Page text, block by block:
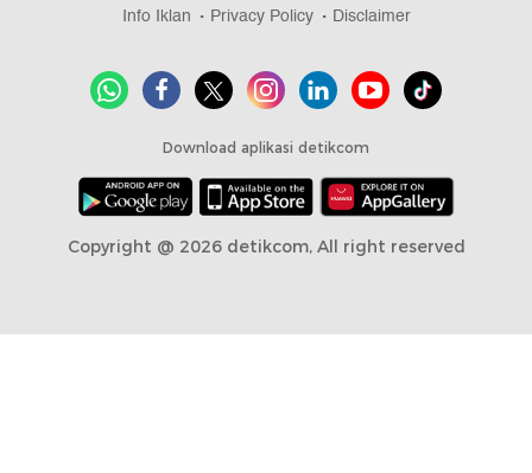
Info Iklan
Privacy Policy Disclaimer
Download aplikasi detikcom
Copyright @ 2026 detikcom, All right reserved